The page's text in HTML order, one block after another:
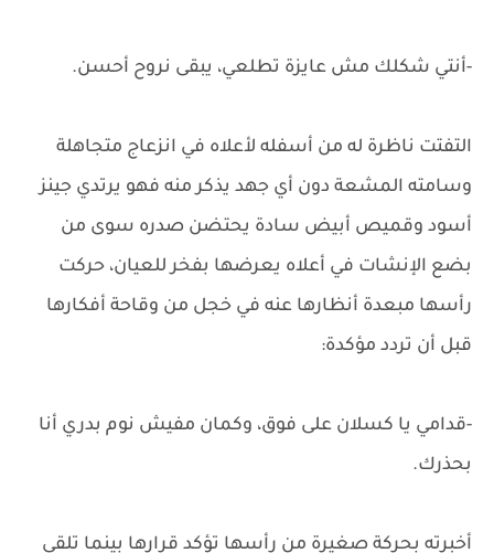
-أنتي شكلك مش عايزة تطلعي، يبقى نروح أحسن.
التفتت ناظرة له من أسفله لأعلاه في انزعاج متجاهلة
وسامته المشعة دون أي جهد يذكر منه فهو يرتدي جينز
أسود وقميص أبيض سادة يحتضن صدره سوى من
بضع الإنشات في أعلاه يعرضها بفخر للعيان، حركت
رأسها مبعدة أنظارها عنه في خجل من وقاحة أفكارها
قبل أن تردد مؤكدة:
-قدامي يا كسلان على فوق، وكمان مفيش نوم بدري أنا
بحذرك.
أخبرته بحركة صغيرة من رأسها تؤكد قرارها بينما تلقي